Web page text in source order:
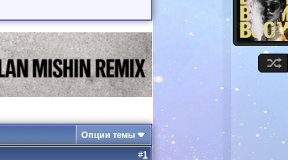
Опции темы
#1